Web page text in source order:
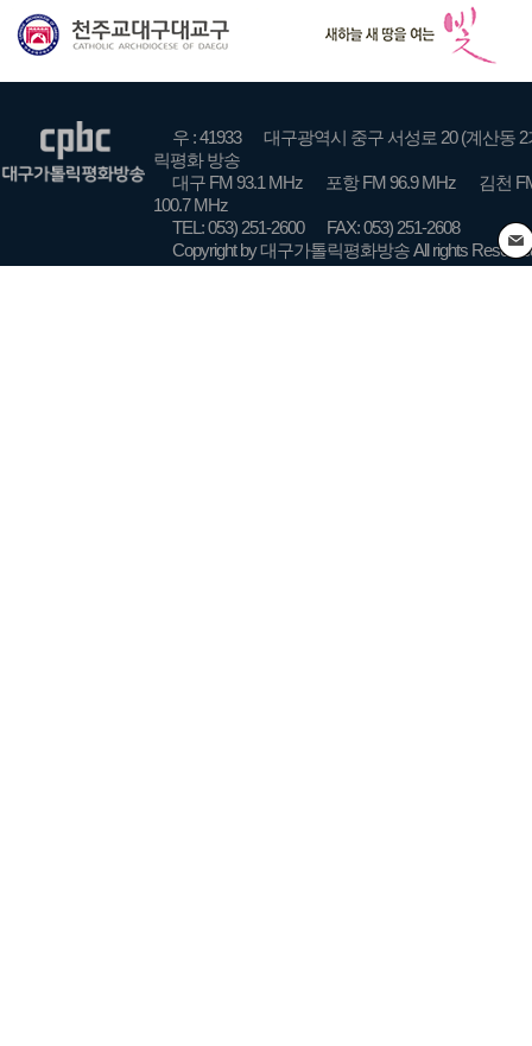
우 : 41933
대구광역시 중구 서성로 20 (계산동 2
릭평화 방송
대구 FM 93.1 MHz
포항 FM 96.9 MHz
김천
100.7 MHz
TEL: 053) 251-2600
FAX: 053) 251-2608
Copyright by 대구가톨릭평화방송 All rights